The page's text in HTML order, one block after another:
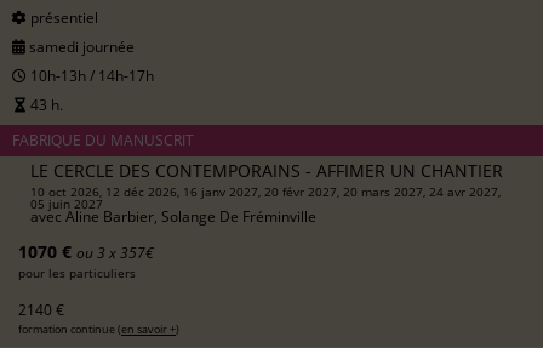
présentiel
samedi journée
10h-13h / 14h-17h
43 h.
FABRIQUE DU MANUSCRIT
LE CERCLE DES CONTEMPORAINS - AFFIMER UN CHANTIER
10 oct 2026, 12 déc 2026, 16 janv 2027, 20 févr 2027, 20 mars 2027, 24 avr 2027,
05 juin 2027
avec Aline Barbier, Solange De Fréminville
1070 € ou 3 x 357€
pour les particuliers
2140 €
formation continue (en savoir +)